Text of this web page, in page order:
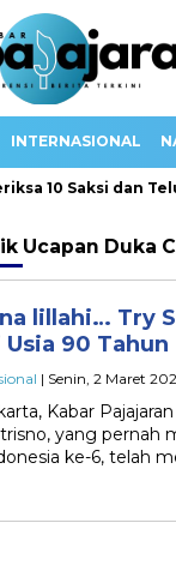
INTERNASIONAL
10 Saksi dan
Ucapan Duka
lillahi… Try
Usia 90 Tahun
| Senin, 2 Maret
Kabar
yang pernah
ke-6, telah